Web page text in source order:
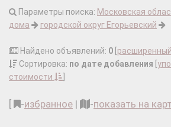
Параметры поиска: Московская
дома
городской округ Егорьевский
Найдено объявлений: 0
Сортировка: по дате добавления
стоимости
-избранное | -показать на